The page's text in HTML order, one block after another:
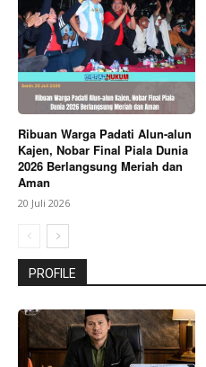
Ribuan Warga Padati Alun-alun
Kajen, Nobar Final Piala Dunia
2026 Berlangsung Meriah dan
Aman
20 Juli 2026
PROFILE